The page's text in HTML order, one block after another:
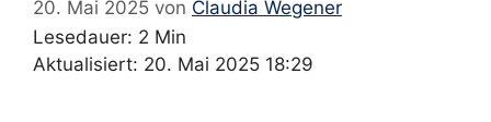
20. Mai 2025 von Claudia Wegener
Lesedauer: 2 Min
Aktualisiert: 20. Mai 2025 18:29